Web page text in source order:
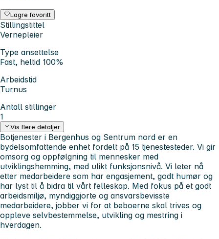
Lagre favoritt
Stillingstittel
Vernepleier
Type ansettelse
Fast, heltid 100%
Arbeidstid
Turnus
Antall stillinger
1
Vis flere detaljer
Botjenester i Bergenhus og Sentrum nord er en
bydelsomfattende enhet fordelt på 15 tjenestesteder. Vi gir
omsorg og oppfølgning til mennesker med
utviklingshemming, med ulikt funksjonsnivå. Vi leter nå
etter medarbeidere som har engasjement, godt humør og
har lyst til å bidra til vårt felleskap. Med fokus på et godt
arbeidsmiljø, myndiggjorte og ansvarsbevisste
medarbeidere, jobber vi for at beboerne skal trives og
oppleve selvbestemmelse, utvikling og mestring i
hverdagen.